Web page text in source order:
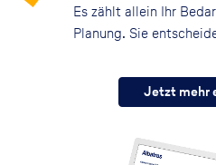
Es zählt allein Ihr
Planung. Sie
Jetzt mehr